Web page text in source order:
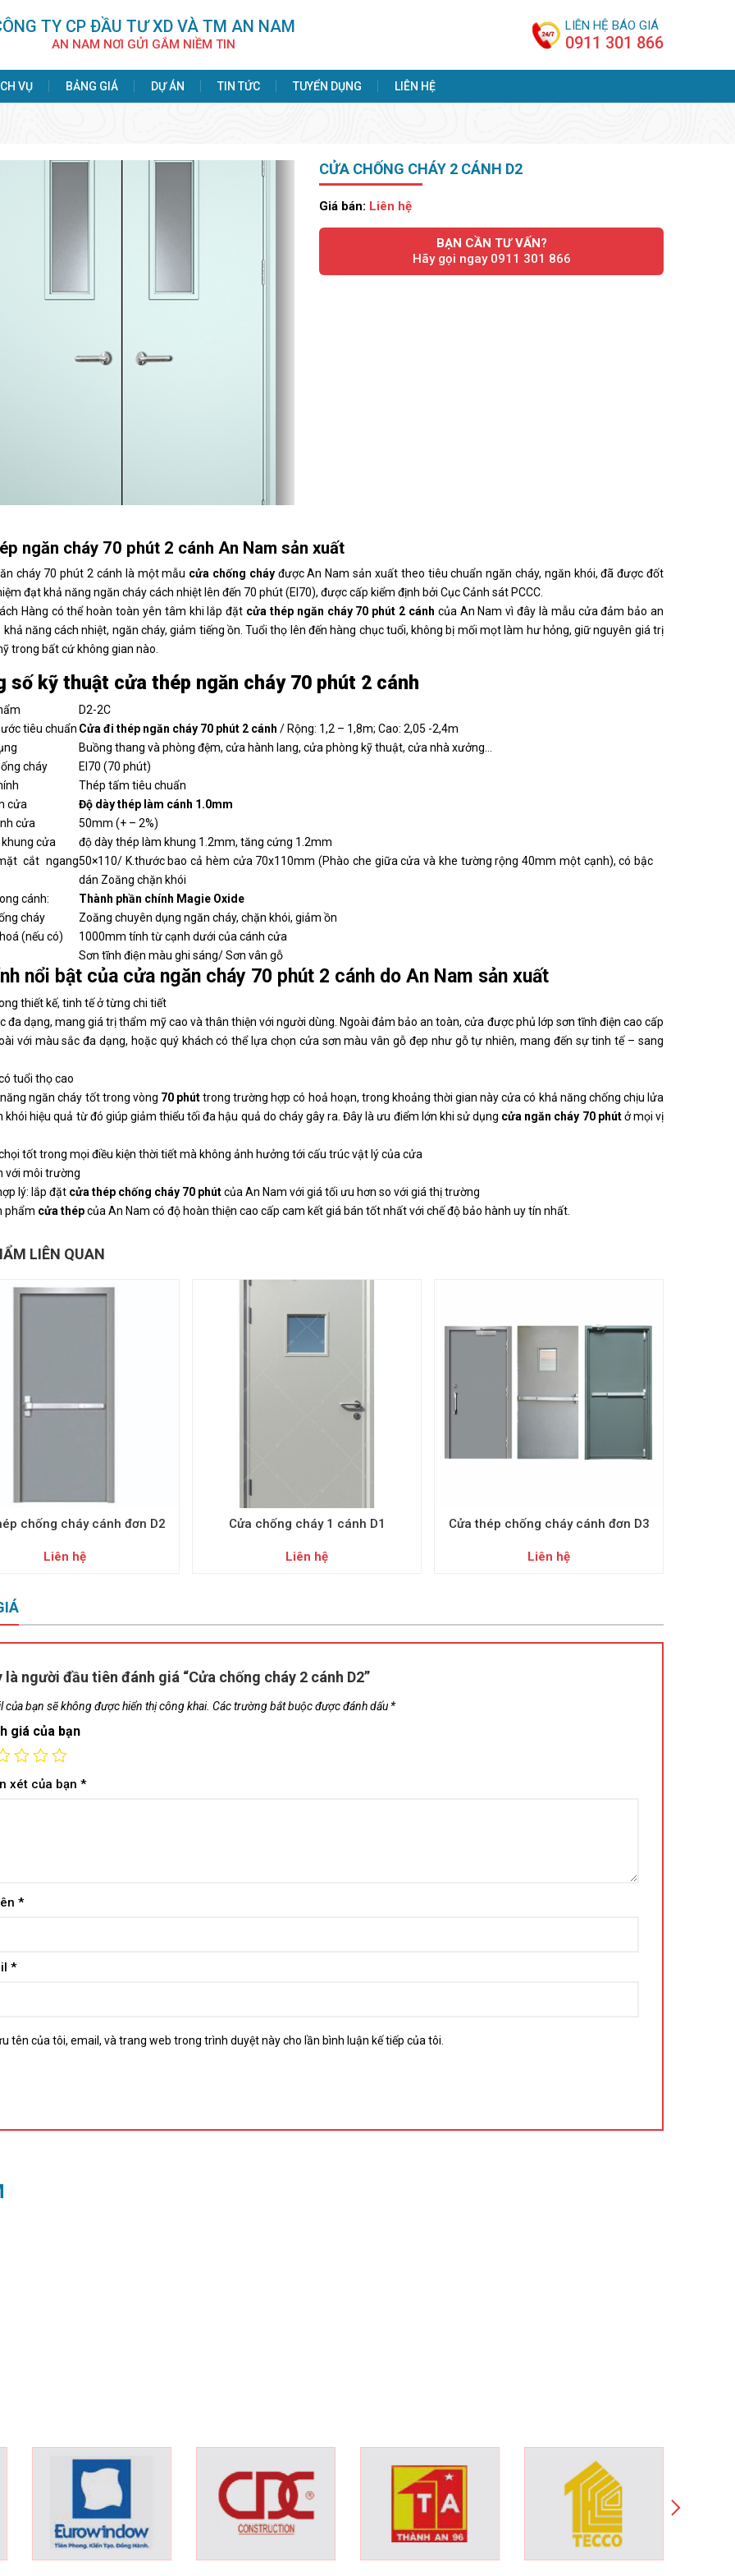
TY CP ÐẦU TƯ XD VÀ TM AN NAM
AN NAM NƠI GỬI GẮM NIỀM TIN
LIÊN HỆ BÁO GIÁ
0911 301 866
VỤ BẢNG GIÁ DỰ ÁN TIN TỨC TUYỂN DỤNG LIÊN HỆ
CỬA CHỐNG CHÁY 2 CÁNH D2
Giá bán: Liên hệ
BẠN CẦN TƯ VẤN?
Hãy gọi ngay 0911 301 866
ngăn cháy 70 phút 2 cánh An Nam sản xuất
cháy 70 phút 2 cánh là một mẫu cửa chống cháyđược An Nam sản xuất theo tiêu chuẩn ngăn cháy, ngăn khói, đã được đốt
đạt khả năng ngăn cháy cách nhiệt lên đến 70 phút (EI70), được cấp kiểm định bởi Cục Cảnh sát PCCC.
Hàng có thể hoàn toàn yên tâm khi lắp đặt cửa thép ngăn cháy 70 phút 2 cánh của An Nam vì đây là mẫu cửa đảm bảo an
khả năng cách nhiệt, ngăn cháy, giảm tiếng ồn. Tuổi thọ lên đến hàng chục tuổi, không bị mối mọt làm hư hỏng, giữ nguyên giá trị
trong bất cứ không gian nào.
số kỹ thuật cửa thép ngăn cháy 70 phút 2 cánh
D2-2C
tiêu chuẩn Cửa đi thép ngăn cháy 70 phút 2 cánh / Rộng: 1,2 – 1,8m; Cao: 2,05 -2,4m
Buồng thang và phòng đệm, cửa hành lang, cửa phòng kỹ thuật, cửa nhà xưởng…
cháy
EI70 (70 phút)
Thép tấm tiêu chuẩn
cửa
Độ dày thép làm cánh 1.0mm
cửa
50mm (+ – 2%)
cửa
độ dày thép làm khung 1.2mm, tăng cứng 1.2mm
cắt ngang50×110/ K.thước bao cả hèm cửa 70x110mm (Phào che giữa cửa và khe tường rộng 40mm một cạnh), có bậc
dán Zoăng chặn khói
cánh:
Thành phần chính Magie Oxide
cháy
Zoăng chuyên dụng ngăn cháy, chặn khói, giảm ồn
(nếu có)
1000mm tính từ cạnh dưới của cánh cửa
Sơn tĩnh điện màu ghi sáng/ Sơn vân gỗ
nổi bật của cửa ngăn cháy 70 phút 2 cánh do An Nam sản xuất
thiết kế, tinh tế ở từng chi tiết
đa dạng, mang giá trị thẩm mỹ cao và thân thiện với người dùng. Ngoài đảm bảo an toàn, cửa được phủ lớp sơn tĩnh điện cao cấp
với màu sắc đa dạng, hoặc quý khách có thể lựa chọn cửa sơn màu vân gỗ đẹp như gỗ tự nhiên, mang đến sự tinh tế – sang
tuổi thọ cao
ngăn cháy tốt trong vòng 70 phúttrong trường hợp có hoả hoạn, trong khoảng thời gian này cửa có khả năng chống chịu lửa
khói hiệu quả từ đó giúp giảm thiểu tối đa hậu quả do cháy gây ra. Đây là ưu điểm lớn khi sử dụng cửa ngăn cháy 70 phútở mọi vị
tốt trong mọi điều kiện thời tiết mà không ảnh hưởng tới cấu trúc vật lý của cửa
với môi trường
lý: lắp đặt cửa thép chống cháy 70 phútcủa An Nam với giá tối ưu hơn so với giá thị trường
phẩm cửa thépcủa An Nam có độ hoàn thiện cao cấp cam kết giá bán tốt nhất với chế độ bảo hành uy tín nhất.
LIÊN QUAN
chống cháy cánh đơn D2
Liên hệ
Cửa chống cháy 1 cánh D1
Liên hệ
Cửa thép chống cháy cánh đơn D3
Liên hệ
là người đầu tiên đánh giá “Cửa chống cháy 2 cánh D2”
của bạn sẽ không được hiển thị công khai. Các trường bắt buộc được đánh dấu *
giá của bạn
xét của bạn *
*
*
tên của tôi, email, và trang web trong trình duyệt này cho lần bình luận kế tiếp của tôi.